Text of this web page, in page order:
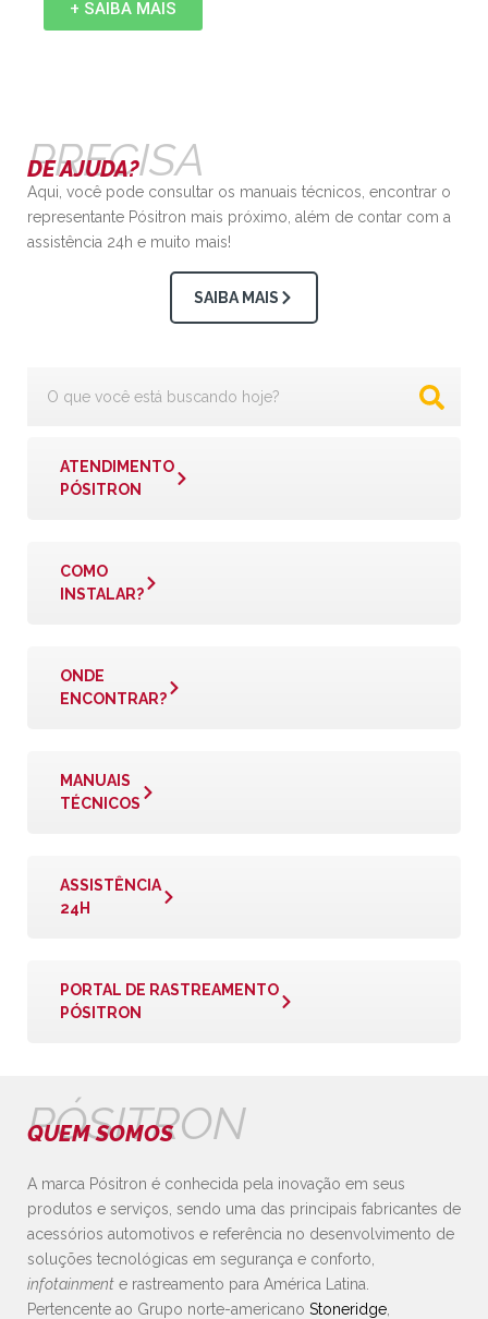
+ SAIBA MAIS
PRECISA
DE AJUDA?
Aqui, você pode consultar os manuais técnicos, encontrar o
representante Pósitron mais próximo, além de contar com a
assistência 24h e muito mais!
SAIBA MAIS
ATENDIMENTO
PÓSITRON
COMO
INSTALAR?
ONDE
ENCONTRAR?
MANUAIS
TÉCNICOS
ASSISTÊNCIA
24H
PORTAL DE RASTREAMENTO
PÓSITRON
PÓSITRON
QUEM SOMOS
A marca Pósitron é conhecida pela inovação em seus
produtos e serviços, sendo uma das principais fabricantes de
acessórios automotivos e referência no desenvolvimento de
soluções tecnológicas em segurança e conforto,
infotainment e rastreamento para América Latina.
Pertencente ao Grupo norte-americano Stoneridge